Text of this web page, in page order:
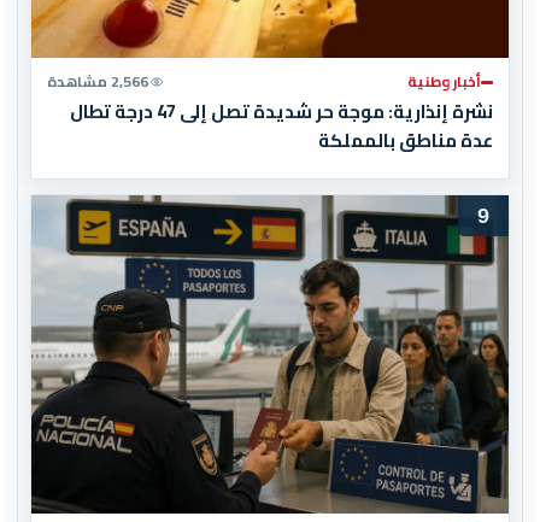
أخبار وطنية 2,566 مشاهدة
نشرة إنذارية: موجة حر شديدة تصل إلى 47 درجة تطال
عدة مناطق بالمملكة
9